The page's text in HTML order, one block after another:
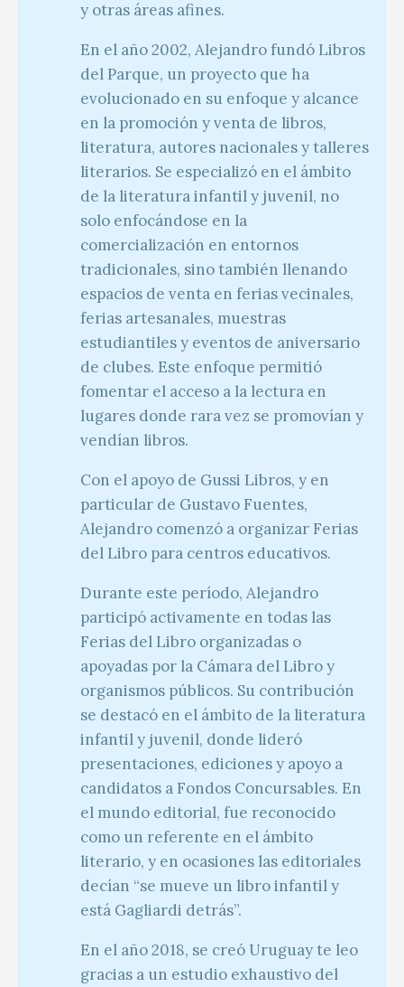
y otras áreas afines.
En el año 2002, Alejandro fundó Libros
del Parque, un proyecto que ha
evolucionado en su enfoque y alcance
en la promoción y venta de libros,
literatura, autores nacionales y talleres
literarios. Se especializó en el ámbito
de la literatura infantil y juvenil, no
solo enfocándose en la
comercialización en entornos
tradicionales, sino también llenando
espacios de venta en ferias vecinales,
ferias artesanales, muestras
estudiantiles y eventos de aniversario
de clubes. Este enfoque permitió
fomentar el acceso a la lectura en
lugares donde rara vez se promovían y
vendían libros.
Con el apoyo de Gussi Libros, y en
particular de Gustavo Fuentes,
Alejandro comenzó a organizar Ferias
del Libro para centros educativos.
Durante este período, Alejandro
participó activamente en todas las
Ferias del Libro organizadas o
apoyadas por la Cámara del Libro y
organismos públicos. Su contribución
se destacó en el ámbito de la literatura
infantil y juvenil, donde lideró
presentaciones, ediciones y apoyo a
candidatos a Fondos Concursables. En
el mundo editorial, fue reconocido
como un referente en el ámbito
literario, y en ocasiones las editoriales
decían “se mueve un libro infantil y
está Gagliardi detrás”.
En el año 2018, se creó Uruguay te leo
gracias a un estudio exhaustivo del